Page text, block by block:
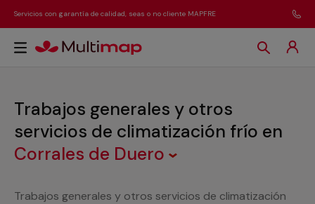
Servicios con garantía de calidad, seas o no cliente MAPFRE
Trabajos generales y otros
servicios de climatización frío en
Corrales de Duero
Trabajos generales y otros servicios de climatización